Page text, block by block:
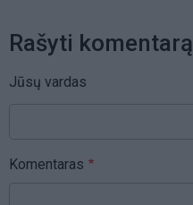
Rašyti komentarą
Jūsų vardas
Komentaras